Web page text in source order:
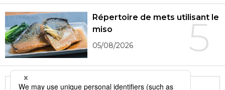
5
Répertoire de mets utilisant le
miso
05/08/2026